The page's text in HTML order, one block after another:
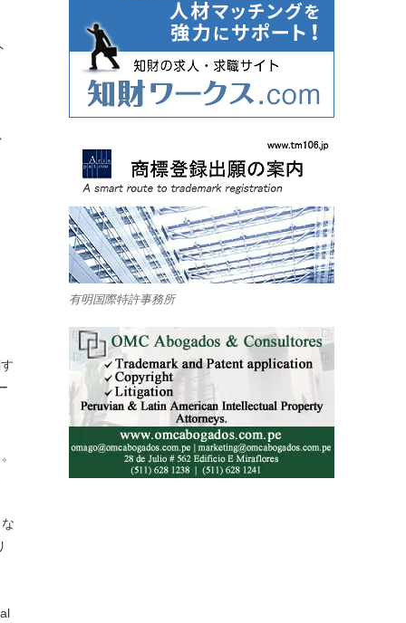
有明国際特許事務所